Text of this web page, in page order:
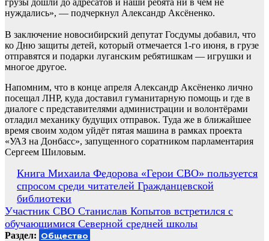
грузы дошли до адресатов и наши ребята ни в чём не
нуждались», — подчеркнул Александр Аксёненко.
В заключение новосибирский депутат Госдумы добавил, что
ко Дню защиты детей, который отмечается 1-го июня, в грузе
отправятся и подарки луганским ребятишкам — игрушки и
многое другое.
Напомним, что в конце апреля Александр Аксёненко лично
посещал ЛНР, куда доставил гуманитарную помощь и где в
диалоге с представителями администрации и волонтёрами
отладил механику будущих отправок. Туда же в ближайшее
время своим ходом уйдёт пятая машина в рамках проекта
«УАЗ на Донбасс», запущенного соратником парламентария
Сергеем Шиловым.
Навигация
по
записям
Книга Михаила Федорова «Герои СВО» пользуется
спросом среди читателей Гражданцевской
библиотеки
Участник СВО Станислав Копытов встретился с
обучающимися Северной средней школы
Раздел: Общество